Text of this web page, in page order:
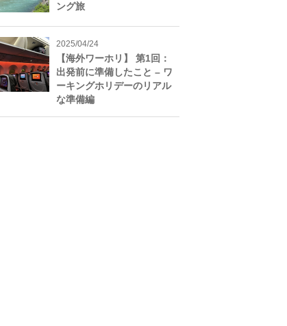
ング旅
2025/04/24
【海外ワーホリ】 第1回：
出発前に準備したこと – ワ
ーキングホリデーのリアル
な準備編